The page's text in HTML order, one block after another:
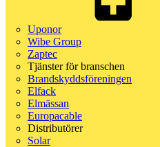
Uponor
Wibe Group
Zaptec
Tjänster för branschen
Brandskyddsföreningen
Elfack
Elmässan
Europacable
Distributörer
Solar